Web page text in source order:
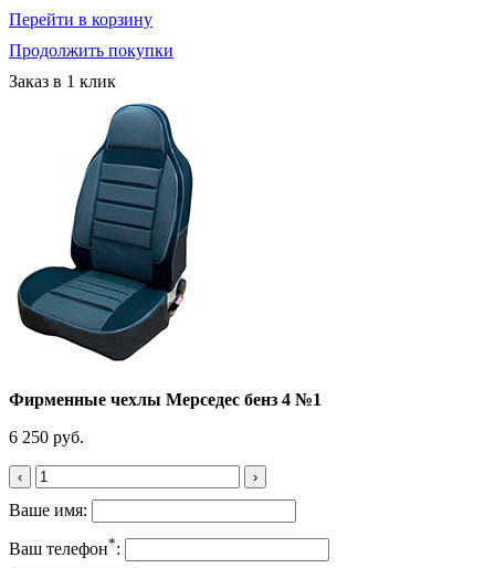
Перейти в корзину
Продолжить покупки
Заказ в 1 клик
Фирменные чехлы Мерседес бенз 4 №1
6 250 руб.
‹ ›
Ваше имя:
Ваш телефон*: